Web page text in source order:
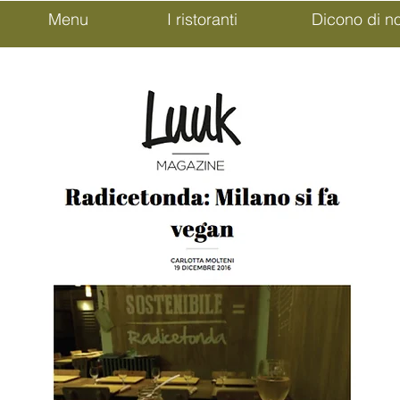
Menu I ristoranti Dicono di